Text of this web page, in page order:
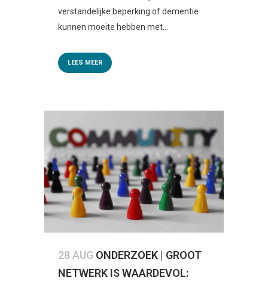
verstandelijke beperking of dementie
kunnen moeite hebben met...
LEES MEER
28 AUG ONDERZOEK | GROOT
NETWERK IS WAARDEVOL: